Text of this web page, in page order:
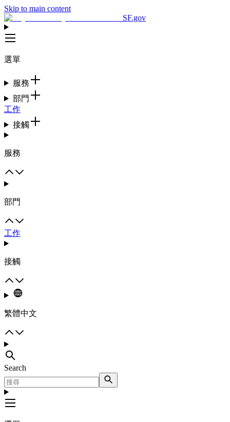
Skip to main content
SF.gov
選單
服務
部門
工作
接觸
服務
部門
工作
接觸
繁體中文
Search